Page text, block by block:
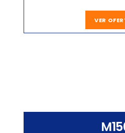
VER